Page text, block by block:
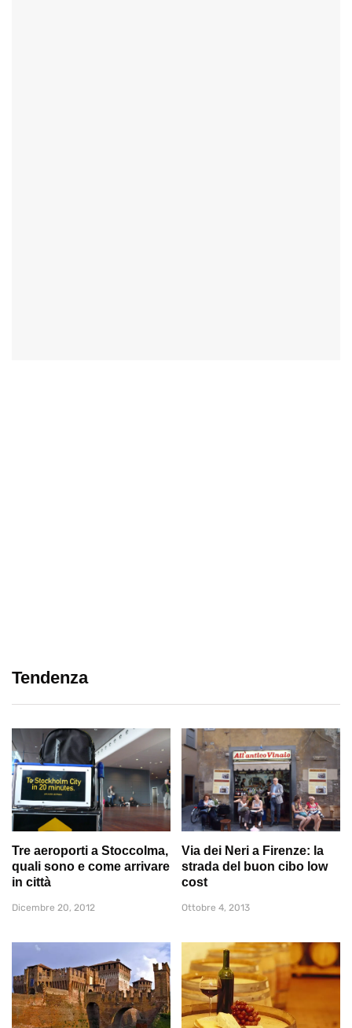
Tendenza
Tre aeroporti a Stoccolma,
quali sono e come arrivare
in città
Dicembre 20, 2012
Via dei Neri a Firenze: la
strada del buon cibo low
cost
Ottobre 4, 2013